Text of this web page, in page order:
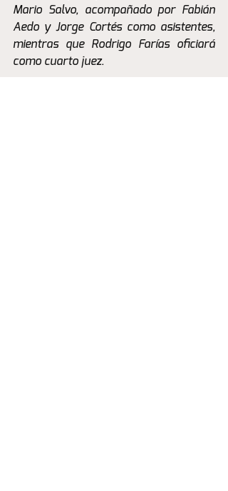
Mario Salvo, acompañado por Fabián
Aedo y Jorge Cortés como asistentes,
mientras que Rodrigo Farías oficiará
como cuarto juez.